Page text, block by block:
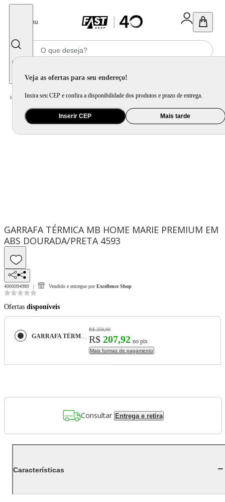
Menu
Veja as ofertas para seu endereço!
Insira seu CEP e confira a disponibilidade dos produtos e prazo de entrega.
Inserir CEP Mais tarde
Home Utilidade Doméstica Mesa / Garrafa Térmica
GARRAFA TÉRMICA MB HOME MARIE PREMIUM EM
ABS DOURADA/PRETA 4593
4000094989 Vendido e entregue por Excellence Shop
Ofertas disponíveis
GARRAFA TÉRMICA MB HOME MARIE PREMIUM EM ABS DOURADA/PRETA 4593
R$ 259,90
R$ 207,92 no pix
Mais formas de pagamento
Consultar Entrega e retira
Características